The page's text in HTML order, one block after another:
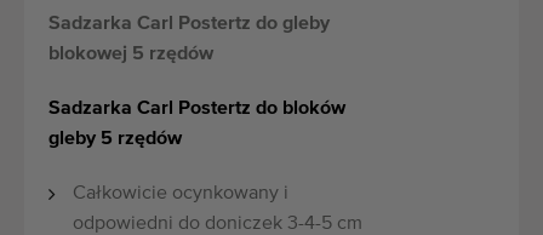
Sadzarka Carl Postertz do gleby
blokowej 5 rzędów
Sadzarka Carl Postertz do bloków
gleby 5 rzędów
Całkowicie ocynkowany i
odpowiedni do doniczek 3-4-5 cm